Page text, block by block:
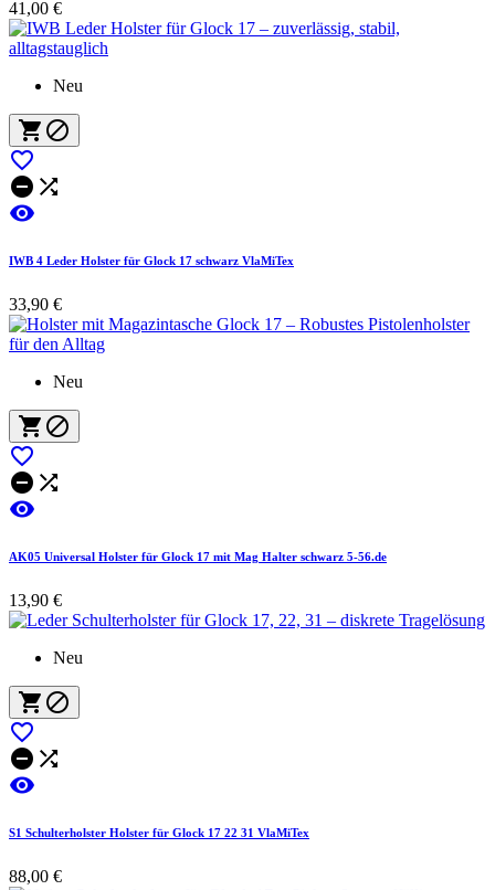
41,00 €
Neu
 

 

IWB 4 Leder Holster für Glock 17 schwarz VlaMiTex
33,90 €
Neu
 

 

AK05 Universal Holster für Glock 17 mit Mag Halter schwarz 5-56.de
13,90 €
Neu
 

 

S1 Schulterholster Holster für Glock 17 22 31 VlaMiTex
88,00 €